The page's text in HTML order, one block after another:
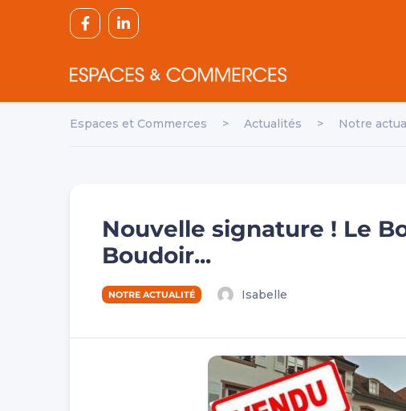
Espaces et Commerces > Actualités > Notre
Nouvelle signature ! Le
Boudoir...
NOTRE ACTUALITÉ Isabelle